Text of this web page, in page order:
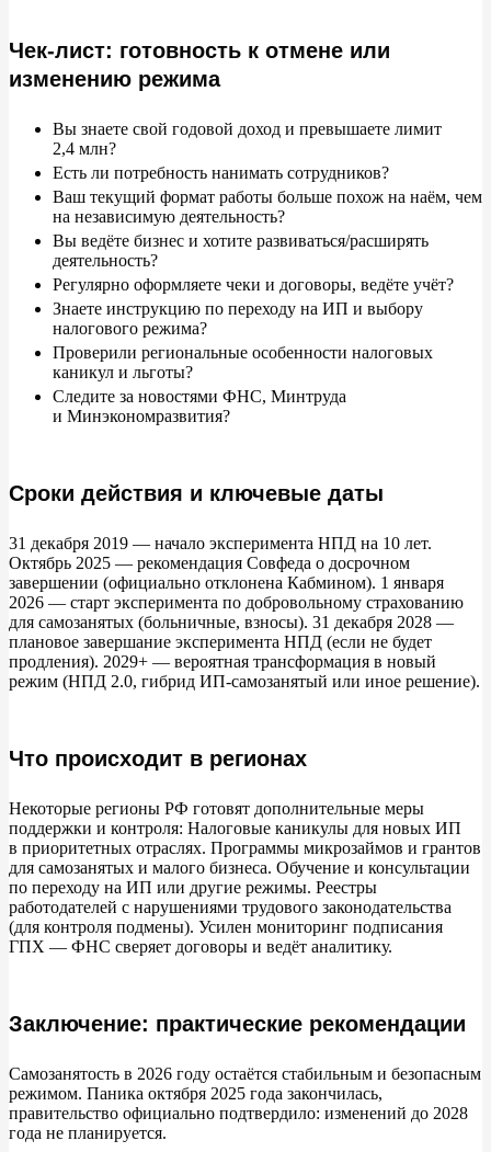
Чек-лист: готовность к отмене или
изменению режима
Вы знаете свой годовой доход и превышаете лимит
2,4 млн?
Есть ли потребность нанимать сотрудников?
Ваш текущий формат работы больше похож на наём, чем
на независимую деятельность?
Вы ведёте бизнес и хотите развиваться/расширять
деятельность?
Регулярно оформляете чеки и договоры, ведёте учёт?
Знаете инструкцию по переходу на ИП и выбору
налогового режима?
Проверили региональные особенности налоговых
каникул и льготы?
Следите за новостями ФНС, Минтруда
и Минэкономразвития?
Сроки действия и ключевые даты
31 декабря 2019 — начало эксперимента НПД на 10 лет.
Октябрь 2025 — рекомендация Совфеда о досрочном
завершении (официально отклонена Кабмином). 1 января
2026 — старт эксперимента по добровольному страхованию
для самозанятых (больничные, взносы). 31 декабря 2028 —
плановое завершание эксперимента НПД (если не будет
продления). 2029+ — вероятная трансформация в новый
режим (НПД 2.0, гибрид ИП-самозанятый или иное решение).
Что происходит в регионах
Некоторые регионы РФ готовят дополнительные меры
поддержки и контроля: Налоговые каникулы для новых ИП
в приоритетных отраслях. Программы микрозаймов и грантов
для самозанятых и малого бизнеса. Обучение и консультации
по переходу на ИП или другие режимы. Реестры
работодателей с нарушениями трудового законодательства
(для контроля подмены). Усилен мониторинг подписания
ГПХ — ФНС сверяет договоры и ведёт аналитику.
Заключение: практические рекомендации
Самозанятость в 2026 году остаётся стабильным и безопасным
режимом. Паника октября 2025 года закончилась,
правительство официально подтвердило: изменений до 2028
года не планируется.